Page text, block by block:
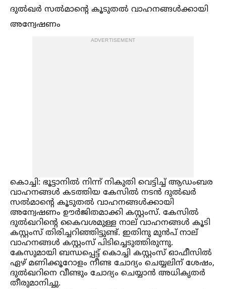
ദുല്‍ഖർ സല്‍മാന്റെ കൂടുതല്‍ വാഹനങ്ങള്‍ക്കായി
അന്വേഷണം
ADVERTISEMENT
കൊച്ചി: ഭൂട്ടാനില്‍ നിന്ന് നികുതി വെട്ടിച്ച്‌ ആഡംബര
വാഹനങ്ങള്‍ കടത്തിയ കേസില്‍ നടൻ ദുല്‍ഖർ
സല്‍മാന്റെ കൂടുതല്‍ വാഹനങ്ങള്‍ക്കായി
അന്വേഷണം ഊർജിതമാക്കി കസ്റ്റംസ്. കേസില്‍
ദുല്‍ഖറിന്റെ കൈവശമുള്ള നാല് വാഹനങ്ങള്‍ കൂടി
കസ്റ്റംസ് തിരിച്ചറിഞ്ഞിട്ടുണ്ട്. ഇതിനു മുൻപ് നാല്
വാഹനങ്ങള്‍ കസ്റ്റംസ് പിടിച്ചെടുത്തിരുന്നു.
കേസുമായി ബന്ധപ്പെട്ട് കൊച്ചി കസ്റ്റംസ് ഓഫീസില്‍
ഏഴ് മണിക്കൂറോളം നീണ്ട ചോദ്യം ചെയ്യലിന് ശേഷം,
ദുല്‍ഖറിനെ വീണ്ടും ചോദ്യം ചെയ്യാൻ അധികൃതർ
തീരുമാനിച്ചു.